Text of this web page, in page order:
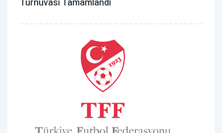
Turnuvası Tamamlandı